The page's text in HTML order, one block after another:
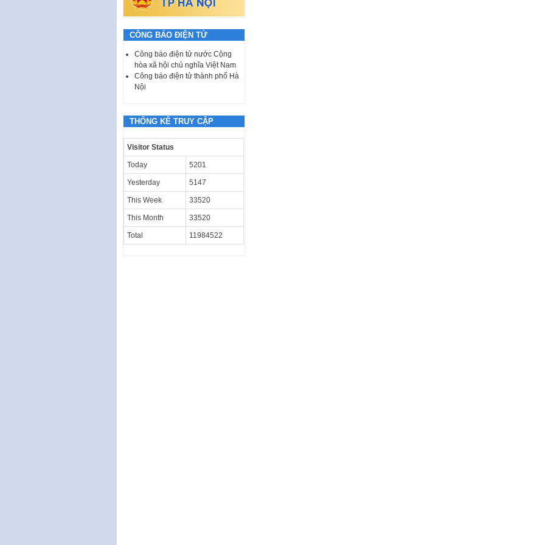
CÔNG BÁO ĐIỆN TỬ
Công báo điện tử nước Cộng
hòa xã hội chủ nghĩa Việt Nam
Công báo điện tử thành phố Hà
Nội
THỐNG KÊ TRUY CẬP
Visitor Status
Today 5201
Yesterday 5147
This Week 33520
This Month 33520
Total 11984522